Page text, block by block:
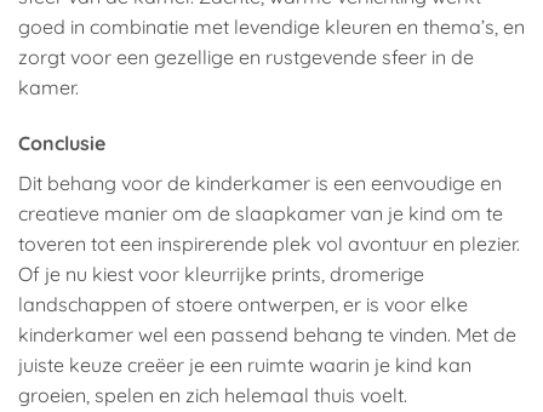
goed in combinatie met levendige kleuren en thema’s, en
zorgt voor een gezellige en rustgevende sfeer in de
kamer.
Conclusie
Dit behang voor de kinderkamer is een eenvoudige en
creatieve manier om de slaapkamer van je kind om te
toveren tot een inspirerende plek vol avontuur en plezier.
Of je nu kiest voor kleurrijke prints, dromerige
landschappen of stoere ontwerpen, er is voor elke
kinderkamer wel een passend behang te vinden. Met de
juiste keuze creëer je een ruimte waarin je kind kan
groeien, spelen en zich helemaal thuis voelt.